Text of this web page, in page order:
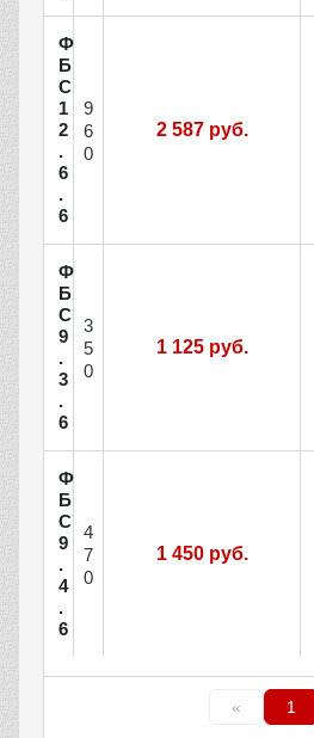
Ф
Б
С
1
2
.
6
.
6
9
6
0
2 587 руб.
Ф
Б
С
9
.
3
.
6
3
5
0
1 125 руб.
Ф
Б
С
9
.
4
.
6
4
7
0
1 450 руб.
« 1